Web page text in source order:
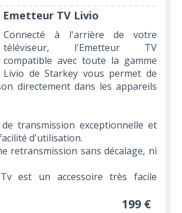
Emetteur TV Livio
Connecté à l'arrière de votre
téléviseur, l'Emetteur TV
compatible avec toute la gamme
Livio de Starkey vous permet de
directement dans les appareils
transmission exceptionnelle et
d'utilisation.
retransmission sans décalage, ni
est un accessoire très facile
199 €